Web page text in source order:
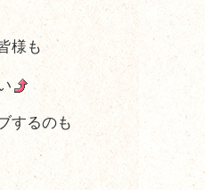
様も
するのも